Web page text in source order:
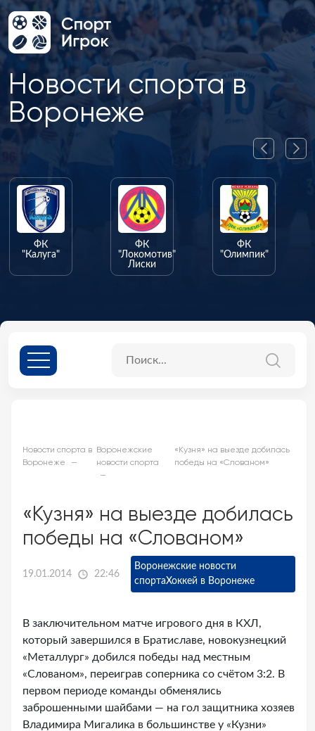
Новости спорта в
Воронеже
ФК
"Калуга"
ФК
"Локомотив"
Лиски
ФК
"Олимпик"
Новости спорта в
Воронеже
Воронежские
новости спорта
«Кузня» на выезде добилась
победы на «Слованом»
«Кузня» на выезде добилась
победы на «Слованом»
19.01.2014 22:46
Воронежские новости
спортаХоккей в Воронеже
В заключительном матче игрового дня в КХЛ,
который завершился в Братиславе, новокузнецкий
«Металлург» добился победы над местным
«Слованом», переиграв соперника со счётом 3:2. В
первом периоде команды обменялись
заброшенными шайбами — на гол защитника хозяев
Владимира Мигалика в большинстве у «Кузни»